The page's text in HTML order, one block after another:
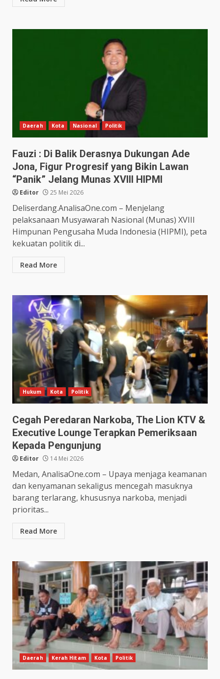
Daerah Kota Nasional Politik
Fauzi : Di Balik Derasnya Dukungan Ade
Jona, Figur Progresif yang Bikin Lawan
“Panik” Jelang Munas XVIII HIPMI
Editor 25 Mei 2026
Deliserdang.AnalisaOne.com – Menjelang
pelaksanaan Musyawarah Nasional (Munas) XVIII
Himpunan Pengusaha Muda Indonesia (HIPMI), peta
kekuatan politik di...
Read More
Hukum Kota Politik
Cegah Peredaran Narkoba, The Lion KTV &
Executive Lounge Terapkan Pemeriksaan
Kepada Pengunjung
Editor 14 Mei 2026
Medan, AnalisaOne.com – Upaya menjaga keamanan
dan kenyamanan sekaligus mencegah masuknya
barang terlarang, khususnya narkoba, menjadi
prioritas...
Read More
Daerah Kerah Hitam Kota Politik